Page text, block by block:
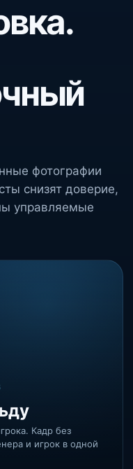
фотографии
снизят доверие,
управляемые
Кадр без
и игрок в одной